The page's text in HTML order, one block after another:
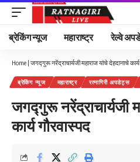
ब्रेकिंग न्यूज महाराष्ट्र रेल्वे
Home | जगद्गुरू नरेंद्राचार्यजी महाराज यांचे देहदानाचे कार्य
ब्रेकिंग न्यूज महाराष्ट्र रत्नागिरी अपडेट्स
जगद्गुरू नरेंद्राचार्यजी
कार्य गौरवास्पद